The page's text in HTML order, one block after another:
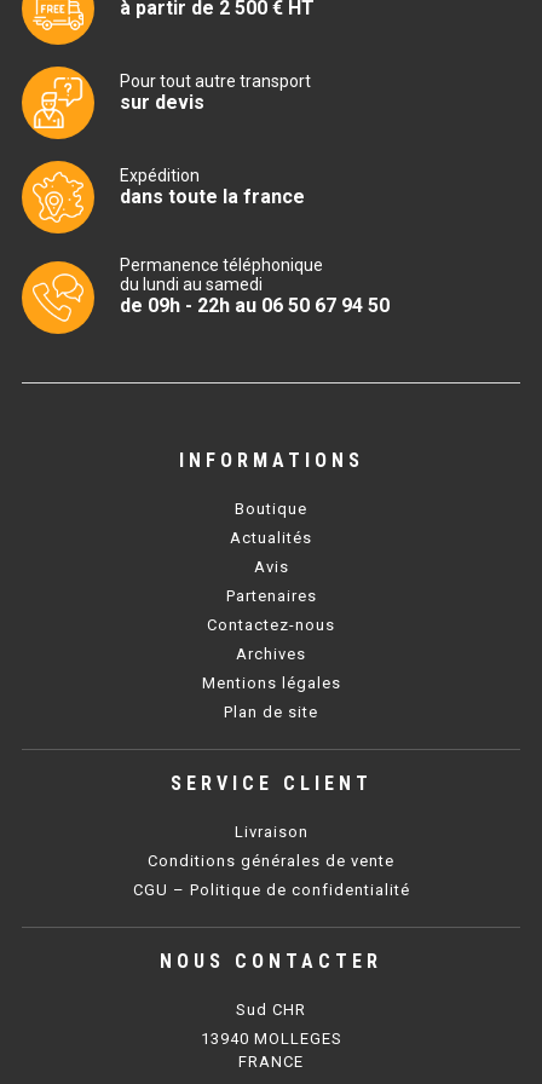
CUISINIÈRE 700 GAZ
CUISINIÈRE 600 ÉLECTRIQUE
CUISINIÈRE 700 ÉLECTRIQUE
CUISINIÈRE 900 ÉLECTRIQUE
BAIN MARIE
BAIN MARIE 700 ÉLECTRIQUE
BAIN MARIE 900 ÉLECTRIQUE
CHAUFFE FRITES SÉRIE UOC
PLAQUE DE CUISSON
PLAQUE SÉRIE UOC
PLAQUE 600 GAZ
PLAQUE 650 GAZ
à partir de 2 500 € HT
Pour tout autre transport
sur devis
Expédition
dans toute la france
Permanence téléphonique
du lundi au samedi
de 09h - 22h au 06 50 67 94 50
INFORMATIONS
Boutique
Actualités
Avis
Partenaires
Contactez-nous
Archives
Mentions légales
Plan de site
SERVICE CLIENT
Livraison
Conditions générales de vente
CGU – Politique de confidentialité
NOUS CONTACTER
Sud CHR
13940 MOLLEGES
FRANCE